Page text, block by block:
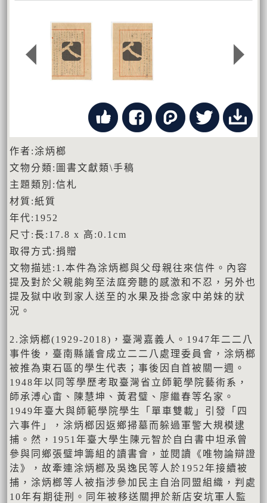
作者:涂炳榔
文物分類:圖書文獻類\手稿
主題類別:信札
材質:紙質
年代:1952
尺寸:長:17.8 x 高:0.1cm
取得方式:捐贈
文物描述:1.本件為涂炳榔與父母親往來信件。內容
提及對於父親能夠至法庭旁聽的感激和不忍，另外也
提及獄中收到家人送至的水果及掛念家中弟妹的狀
況。
2.涂炳榔(1929-2018)，臺灣嘉義人。1947年二二八
事件後，臺南縣議會成立二二八處理委員會，涂炳榔
被推為東石區的學生代表；事後因自首被關一週。
1948年以同等學歷考取臺灣省立師範學院藝術系，
師承溥心畬、陳慧坤、黃君璧、廖繼春等名家。
1949年臺大與師範學院學生「單車雙載」引發「四
六事件」，涂炳榔因返鄉掃墓而躲過軍警大規模逮
捕。然，1951年臺大學生陳元智於自白書中坦承曾
參與同鄉張璧坤籌組的讀書會，並閱讀《唯物論辯證
法》，故牽連涂炳榔及吳逸民等人於1952年接續被
捕，涂炳榔等人被指涉參加民主自治同盟組織，判處
10年有期徒刑。同年被移送關押於新店安坑軍人監